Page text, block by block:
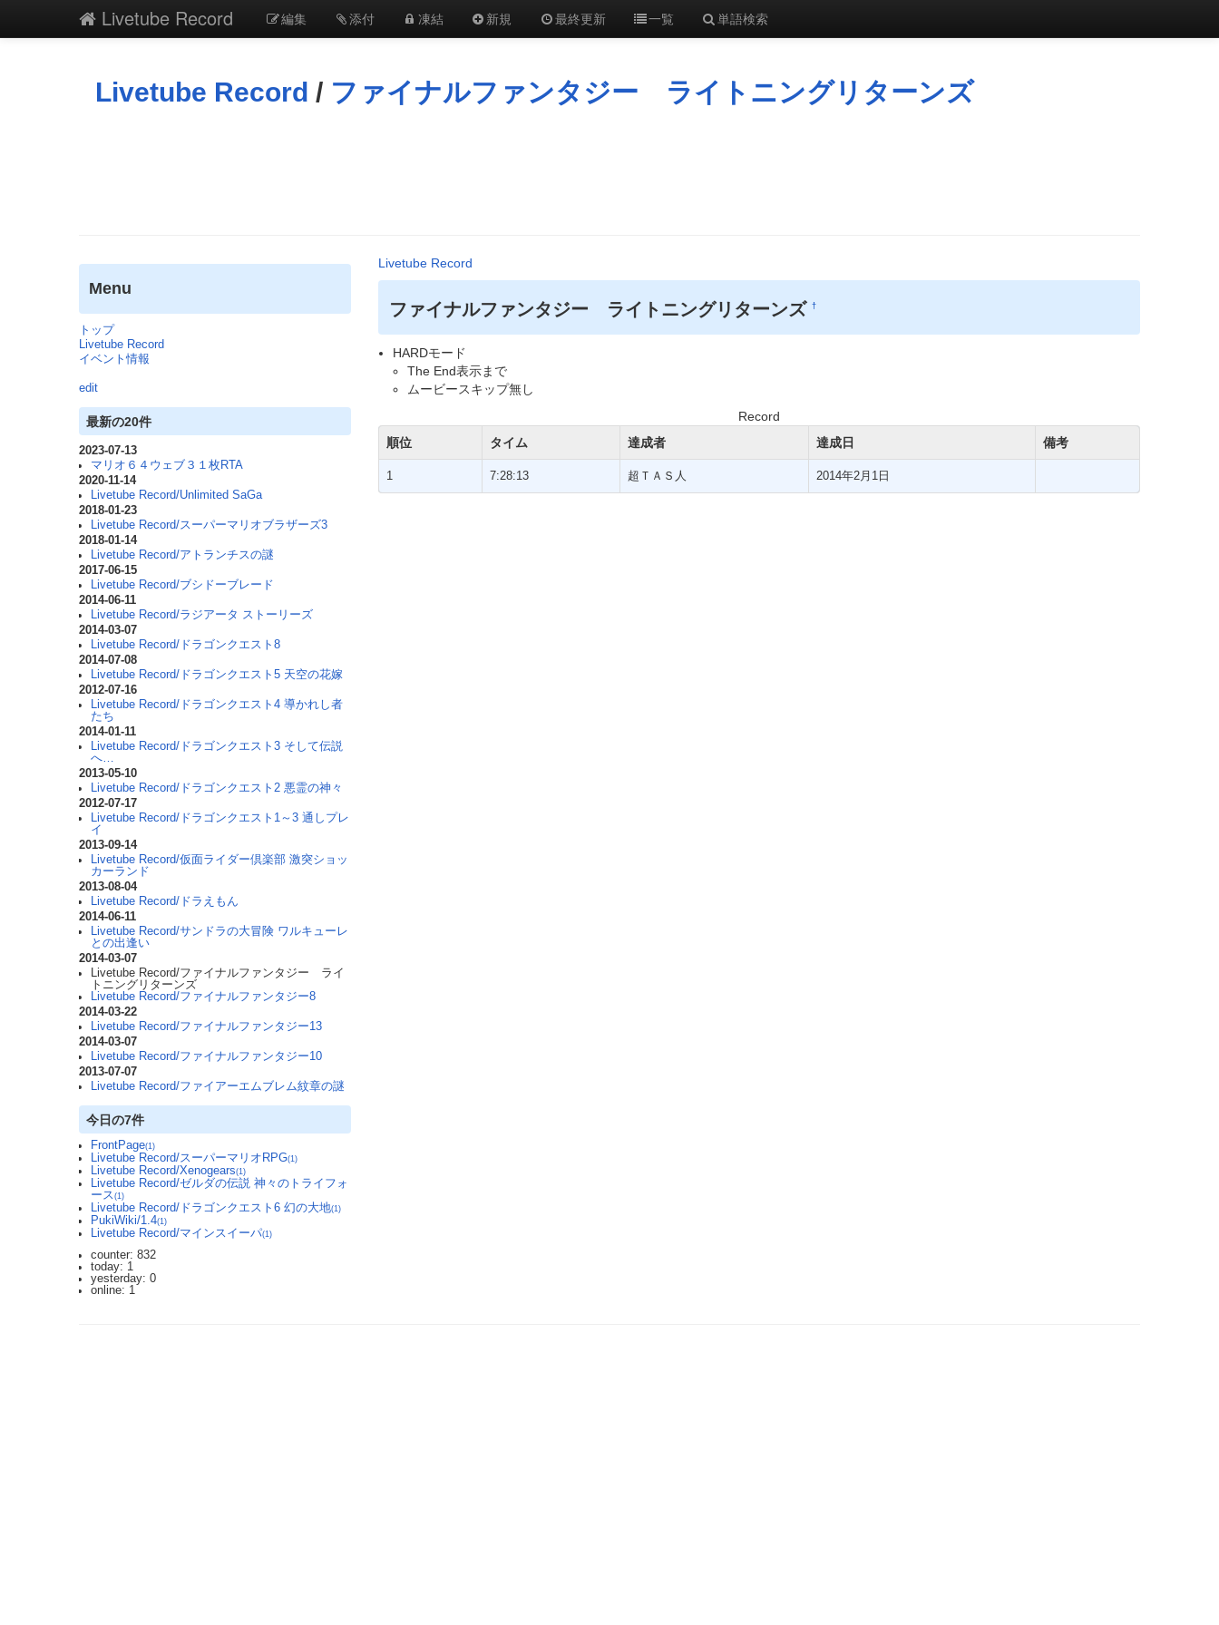
Livetube Record 編集 添付 凍結 新規 最終更新 一覧 単語検索
Livetube Record / ファイナルファンタジー ライトニングリターンズ
Menu
トップ
Livetube Record
イベント情報
edit
最新の20件
2023-07-13
マリオ６４ウェブ３１枚RTA
2020-11-14
Livetube Record/Unlimited SaGa
2018-01-23
Livetube Record/スーパーマリオブラザーズ3
2018-01-14
Livetube Record/アトランチスの謎
2017-06-15
Livetube Record/ブシドーブレード
2014-06-11
Livetube Record/ラジアータ ストーリーズ
2014-03-07
Livetube Record/ドラゴンクエスト8
2014-07-08
Livetube Record/ドラゴンクエスト5 天空の花嫁
2012-07-16
Livetube Record/ドラゴンクエスト4 導かれし者
たち
2014-01-11
Livetube Record/ドラゴンクエスト3 そして伝説
へ…
2013-05-10
Livetube Record/ドラゴンクエスト2 悪霊の神々
2012-07-17
Livetube Record/ドラゴンクエスト1～3 通しプレ
イ
2013-09-14
Livetube Record/仮面ライダー倶楽部 激突ショッ
カーランド
2013-08-04
Livetube Record/ドラえもん
2014-06-11
Livetube Record/サンドラの大冒険 ワルキューレ
との出逢い
2014-03-07
Livetube Record/ファイナルファンタジー ライ
トニングリターンズ
Livetube Record/ファイナルファンタジー8
2014-03-22
Livetube Record/ファイナルファンタジー13
2014-03-07
Livetube Record/ファイナルファンタジー10
2013-07-07
Livetube Record/ファイアーエムブレム紋章の謎
今日の7件
FrontPage(1)
Livetube Record/スーパーマリオRPG(1)
Livetube Record/Xenogears(1)
Livetube Record/ゼルダの伝説 神々のトライフォ
ース(1)
Livetube Record/ドラゴンクエスト6 幻の大地(1)
PukiWiki/1.4(1)
Livetube Record/マインスイーパ(1)
counter: 832
today: 1
yesterday: 0
online: 1
Livetube Record
ファイナルファンタジー ライトニングリターンズ†
HARDモード
The End表示まで
ムービースキップ無し
Record
順位
タイム 達成者 達成日 備考
1 7:28:13 超ＴＡＳ人 2014年2月1日